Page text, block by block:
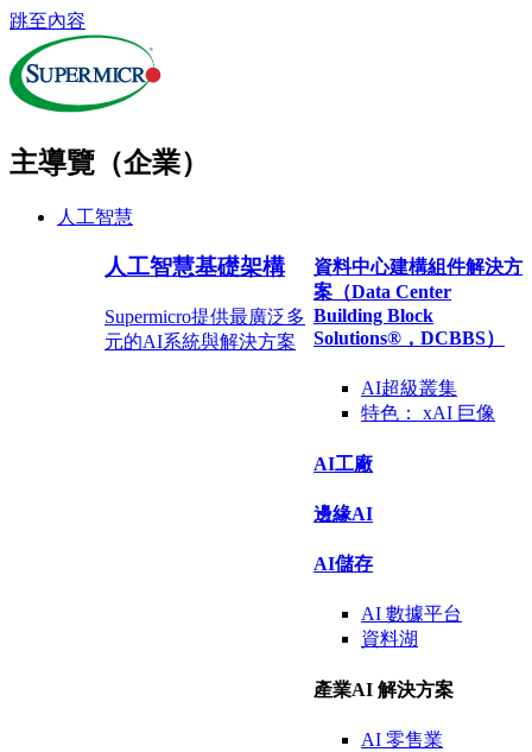
跳至內容
主導覽（企業）
人工智慧
人工智慧基礎架構
Supermicro提供最廣泛多
元的AI系統與解決方案
資料中心建構組件解決方
案（Data Center
Building Block
Solutions®，DCBBS）
AI超級叢集
特色： xAI 巨像
AI工廠
邊緣AI
AI儲存
AI 數據平台
資料湖
產業AI 解決方案
AI 零售業